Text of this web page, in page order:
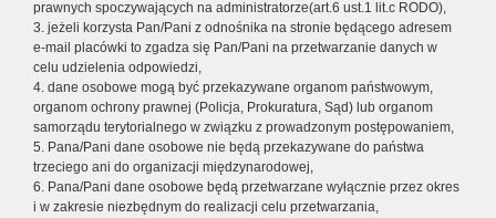
prawnych spoczywających na administratorze(art.6 ust.1 lit.c RODO),
3. jeżeli korzysta Pan/Pani z odnośnika na stronie będącego adresem
e-mail placówki to zgadza się Pan/Pani na przetwarzanie danych w
celu udzielenia odpowiedzi,
4. dane osobowe mogą być przekazywane organom państwowym,
organom ochrony prawnej (Policja, Prokuratura, Sąd) lub organom
samorządu terytorialnego w związku z prowadzonym postępowaniem,
5. Pana/Pani dane osobowe nie będą przekazywane do państwa
trzeciego ani do organizacji międzynarodowej,
6. Pana/Pani dane osobowe będą przetwarzane wyłącznie przez okres
i w zakresie niezbędnym do realizacji celu przetwarzania,